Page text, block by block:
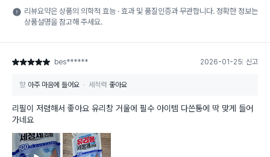
리뷰요약은 상품의 의학적 효능 · 효과 및 품질인증과 무관합니다. 정확한 정보는
상품설명을 참고해 주세요.
별점 5점 bes****** 2026-01-25 신고
향 아주 마음에 들어요 세척력 좋아요
리필이 저렴해서 좋아요 유리창 거울에 필수 아이템 다쓴통에 딱 맞게 들어
가네요